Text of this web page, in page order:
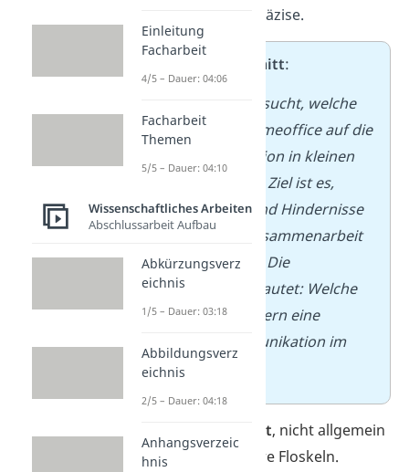
Formuliere sie präzise.
Beispielausschnitt:
Diese Arbeit untersucht, welche
Auswirkungen Homeoffice auf die
Teamkommunikation in kleinen
Unternehmen hat. Ziel ist es,
Erfolgsfaktoren und Hindernisse
in der digitalen Zusammenarbeit
herauszuarbeiten. Die
Forschungsfrage lautet: Welche
Bedingungen fördern eine
gelungene Kommunikation im
virtuellen Raum?
konkret, nicht allgemein
— und vermeide leere Floskeln.
Einleitung
Facharbeit
4/5 – Dauer: 04:06
Facharbeit
Themen
5/5 – Dauer: 04:10
Wissenschaftliches Arbeiten
Abschlussarbeit Aufbau
Abkürzungsverz
eichnis
1/5 – Dauer: 03:18
Abbildungsverz
eichnis
2/5 – Dauer: 04:18
Anhangsverzeic
hnis